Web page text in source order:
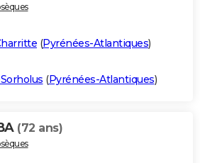
(Pyrénées-Atlantiques)
(Pyrénées-Atlantiques)
(72 ans)